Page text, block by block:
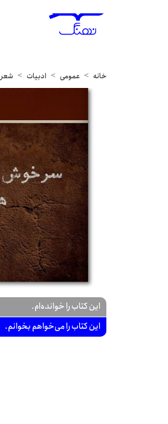
خانه عمومی ادبیات شعر
این کتاب را خوانده‌ام.
این کتاب را می‌خواهم بخوانم.